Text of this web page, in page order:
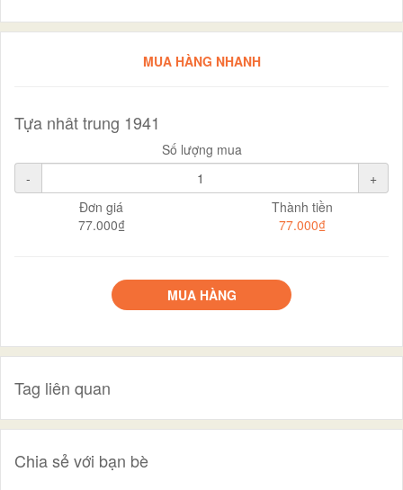
MUA HÀNG NHANH
Tựa nhât trung 1941
Số lượng mua
-
+
Đơn giá
77.000₫
Thành tiền
77.000₫
MUA HÀNG
Tag liên quan
Chia sẻ với bạn bè